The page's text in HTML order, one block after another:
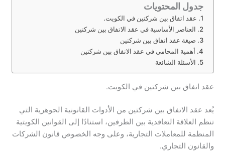
جدول المحتويات
عقد اتفاق بين شركتين في الكويت.
العناصر الأساسية في عقد الاتفاق بين شركتين
صيغة عقد اتفاق بين شركتين
أهمية المحامي في عقد الاتفاق بين شركتين
الأسئلة الشائعة
عقد اتفاق بين شركتين في الكويت.
يُعد عقد الاتفاق بين شركتين من الأدوات القانونية الجوهرية التي
تنظم العلاقة التعاقدية بين الطرفين، استنادًا إلى القوانين الكويتية
المنظمة للمعاملات التجارية، وعلى وجه الخصوص قانون الشركات
والقانون التجاري.